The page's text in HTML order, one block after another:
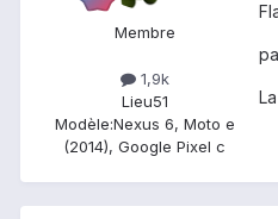
Membre
1,9k
Lieu51
Modèle:Nexus 6, Moto e
(2014), Google Pixel c